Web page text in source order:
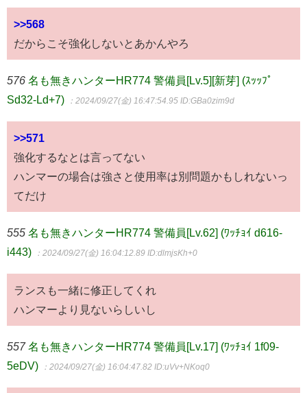
>>568
だからこそ強化しないとあかんやろ
576 名も無きハンターHR774 警備員[Lv.5][新芽] (ｽｯｯﾌﾟ
Sd32-Ld+7)
：2024/09/27(金) 16:47:54.95 ID:GBa0zim9d
>>571
強化するなとは言ってない
ハンマーの場合は強さと使用率は別問題かもしれないっ
てだけ
555 名も無きハンターHR774 警備員[Lv.62] (ﾜｯﾁｮｲ d616-
i443)
：2024/09/27(金) 16:04:12.89 ID:dlmjsKh+0
ランスも一緒に修正してくれ
ハンマーより見ないらしいし
557 名も無きハンターHR774 警備員[Lv.17] (ﾜｯﾁｮｲ 1f09-
5eDV)
：2024/09/27(金) 16:04:47.82 ID:uVv+NKoq0